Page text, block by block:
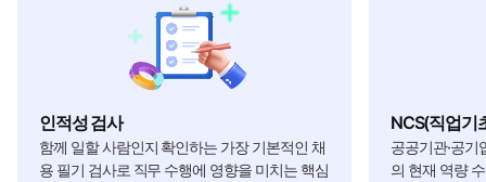
인적성 검사
함께 일할 사람인지 확인하는 가장 기본적인 채
용 필기 검사로 직무 수행에 영향을 미치는 핵심
NCS(직업기
공공기관·공기
의 현재 역량